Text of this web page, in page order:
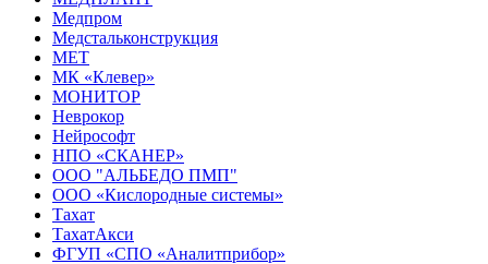
Медпром
Медстальконструкция
МЕТ
МК «Клевер»
МОНИТОР
Неврокор
Нейрософт
НПО «СКАНЕР»
ООО "АЛЬБЕДО ПМП"
ООО «Кислородные системы»
Тахат
ТахатАкси
ФГУП «СПО «Аналитприбор»